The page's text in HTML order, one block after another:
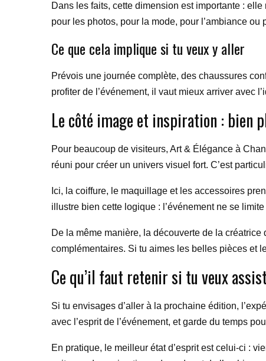
Dans les faits, cette dimension est importante :
pour les photos, pour la mode, pour l’ambiance
Ce que cela implique si tu veux y aller
Prévois une journée complète, des chaussures
profiter de l’événement, il vaut mieux arriver avec
Le côté image et inspiration : bien
Pour beaucoup de visiteurs, Art & Élégance à
réuni pour créer un univers visuel fort. C’est
Ici, la coiffure, le maquillage et les accessoires
illustre bien cette logique : l’événement ne se
De la même manière, la découverte de la créatrice
complémentaires. Si tu aimes les belles pièces et
Ce qu’il faut retenir si tu veux
Si tu envisages d’aller à la prochaine édition,
avec l’esprit de l’événement, et garde du temps
En pratique, le meilleur état d’esprit est celui-ci :